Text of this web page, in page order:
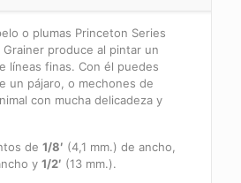
o plumas Princeton Series
produce al pintar un
líneas finas. Con él puedes
un pájaro, o mechones de
con mucha delicadeza y
de1/8′ (4,1 mm.) de ancho,
y1/2′ (13 mm.).